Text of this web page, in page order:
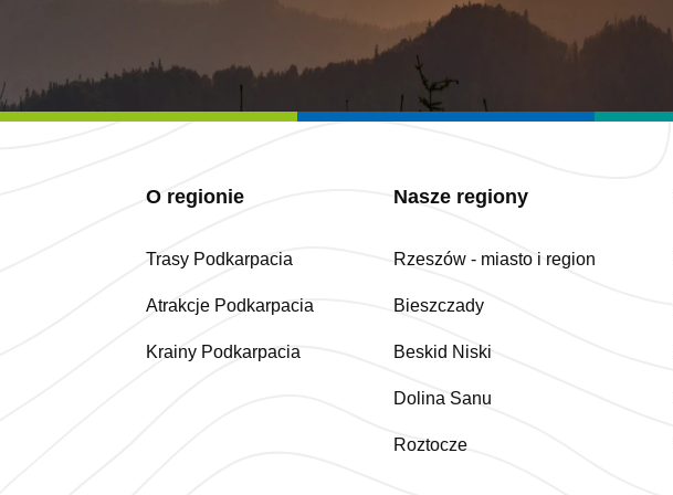
O regionie
Trasy Podkarpacia
Atrakcje Podkarpacia
Krainy Podkarpacia
Nasze regiony
Rzeszów - miasto i region
Bieszczady
Beskid Niski
Dolina Sanu
Roztocze